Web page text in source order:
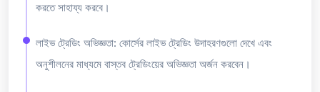
করতে সাহায্য করবে।
লাইভ ট্রেডিং অভিজ্ঞতা: কোর্সের লাইভ ট্রেডিং উদাহরণগুলো দেখে এবং
অনুশীলনের মাধ্যমে বাস্তব ট্রেডিংয়ের অভিজ্ঞতা অর্জন করবেন।